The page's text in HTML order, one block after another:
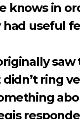
knows in
had useful
saw
didn’t ring